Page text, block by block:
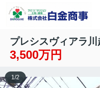
プレシスヴィアラ川
3,500万円
1 /2